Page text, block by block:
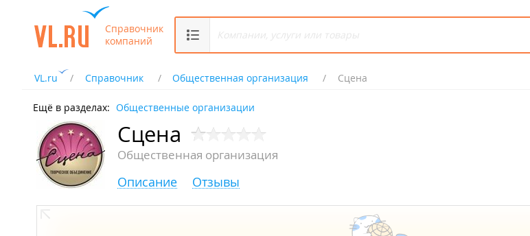
Справочник
компаний
VL.ru Справочник Общественная организация Сцена
Ещё в разделах: Общественные организации
Сцена
Общественная организация
Описание Отзывы